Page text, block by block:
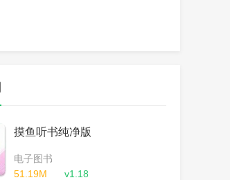
摸鱼听书纯净版
电子图书
51.19M
v1.18